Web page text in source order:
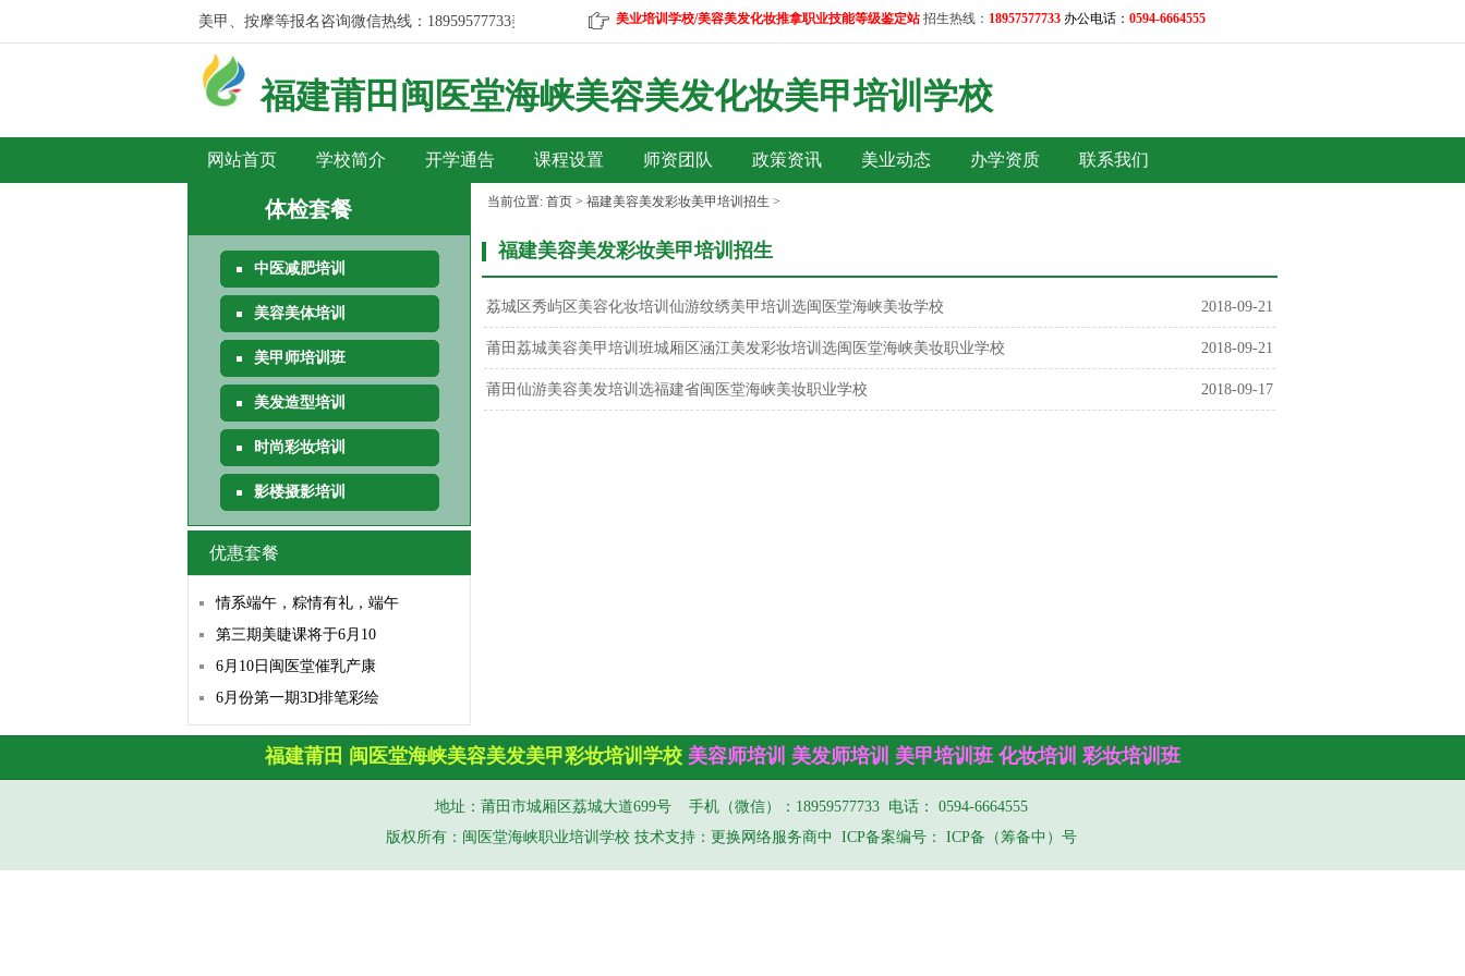
福建莆田 闽医堂海峡美容美发化妆美甲培训 学校
网站首页 学校简介 开学通告 课程设置 师资团队 政策资讯 美业动态 办学资质 联系我们
美容、美发、彩妆、美甲、按摩等报名咨询微信热线：18959577733美容、美发、彩妆、美甲、按摩等报名咨询微信热线：18959577733
美业培训学校/美容美发化妆推拿职业技能等级鉴定站 招生热线： 18957577733 办公电话： 0594-6664555
体检套餐
中医减肥培训
美容美体培训
美甲师培训班
美发造型培训
时尚彩妆培训
影楼摄影培训
优惠套餐
情系端午，粽情有礼，端午
第三期美睫课将于6月10
6月10日闽医堂催乳产康
6月份第一期3D排笔彩绘
当前位置: 首页 > 福建美容美发彩妆美甲培训招生 >
福建美容美发彩妆美甲培训招生
2018-09-21
荔城区秀屿区美容化妆培训仙游纹绣美甲培训选闽医堂海峡美妆学校
2018-09-21
莆田荔城美容美甲培训班城厢区涵江美发彩妆培训选闽医堂海峡美妆职业学校
2018-09-17
莆田仙游美容美发培训选福建省闽医堂海峡美妆职业学校
地址：莆田市城厢区荔城大道699号 手机（微信）：18959577733 电话： 0594-6664555
版权所有：闽医堂海峡职业培训学校 技术支持：更换网络服务商中 ICP备案编号： ICP备（筹备中）号
福建莆田 闽医堂海峡美容美发美甲彩妆培训学校 美容师培训 美发师培训 美甲培训班 化妆培训 彩妆培训班